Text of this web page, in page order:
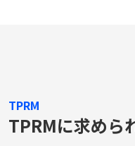
TPRM
TPRMに求めら